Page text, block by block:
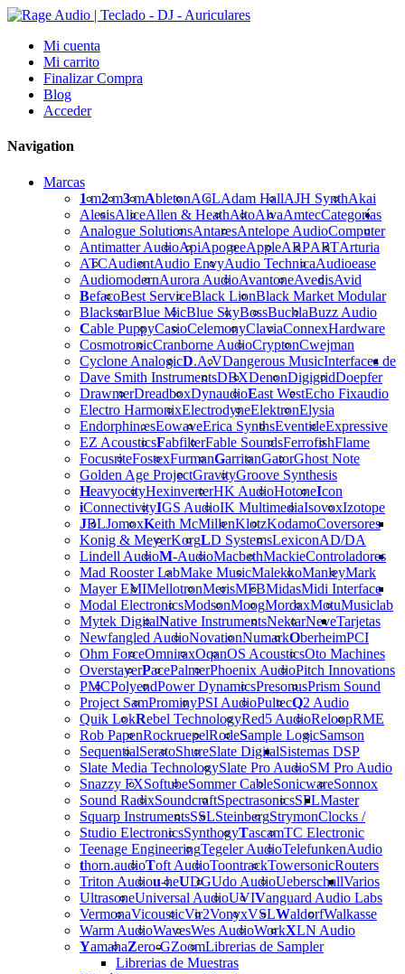
Mi cuenta
Mi carrito
Finalizar Compra
Blog
Acceder
Navigation
Marcas
1m2m3mAbletonACLAdam HallAJH SynthAkai
AlesisAliceAllen & HeathAltoAlvaAmtec
Analogue SolutionsAntaresAntelope Audio
Antimatter AudioApiApogeeAppleARPARTArturia
ATCAudientAudio EnvyAudio TechnicaAudioease
AudiomodernAurora AudioAvantoneAvedisAvid
BefacoBest ServiceBlack LionBlack Market Modular
BlackstarBlue MicBlue SkyBossBuchlaBuzz Audio
Cable PuppyCasioCelemonyClaviaConnex
CosmotronicCranborne AudioCryptonCwejman
Cyclone AnalogicD.A.VDangerous Music
Dave Smith InstrumentsDBXDenonDigigridDoepfer
DrawmerDreadboxDynaudioEast WestEcho Fix
Electro HarmonixElectrodyneElektronElysia
Endorphin.esEowaveErica SynthsEventideExpressive
EZ AcousticsFabfilterFable SoundsFerrofishFlame
FocusriteFostexFurmanGarritanGatorGhost Note
Golden Age ProjectGravityGroove Synthesis
HeavyocityHexinverterHK AudioHotoneIcon
iConnectivityIGS AudioIK MultimediaIsovoxIzotope
JBLJomoxKeith McMillenKlotzKodamo
Konig & MeyerKorgLD SystemsLexicon
Lindell AudioM-AudioMacbethMackie
Mad Rooster LabMake MusicMalekkoManleyMark
Mayer EMIMellotronMerisMFBMidas
Modal ElectronicsModsonMoogMordaxMotuMusiclab
Mytek DigitalNative InstrumentsNektarNeve
Newfangled AudioNovationNumarkOberheim
Ohm ForceOmniraxOqanOS AcousticsOto Machines
OverstayerPacePalmerPhoenix AudioPitch Innovations
PMCPolyendPower DynamicsPresonusPrism Sound
Project SamProminyPSI AudioPultecQ2 Audio
Quik LokRebel TechnologyRed5 AudioReloopRME
Rob PapenRockruepelRodeSample LogicSamson
SequentialSeratoShureSlate Digital
Slate Media TechnologySlate Pro AudioSM Pro Audio
Snazzy FXSoftubeSommer CableSonicwareSonnox
Sound RadixSoundcraftSpectrasonicsSPL
Squarp InstrumentsSSLSteinbergStrymon
Studio ElectronicsSynthogyTascamTC Electronic
Teenage EngineeringTegeler AudioTelefunken
thorn.audioToft AudioToontrackTowersonic
Triton Audiou-heUDGUdo AudioUeberschall
UltrasoneUniversal AudioUVIVanguard Audio Labs
VermonaVicousticVir2VonyxVSLWaldorfWalkasse
Warm AudioWavesWes AudioWorkXLN Audio
YamahaZero-GZoom
Categorías
Computer
Hardware
Interfaces de
audio
Coversores
AD/DA
Controladores
Midi Interface
Tarjetas
PCI
Sistemas DSP
Master
Clocks /
Audio
Routers
Varios
Librerias de Sampler
Librerias de Muestras